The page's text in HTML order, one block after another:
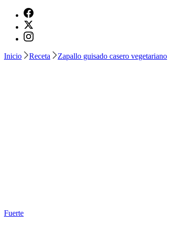
Inicio Receta Zapallo guisado casero vegetariano
Fuerte